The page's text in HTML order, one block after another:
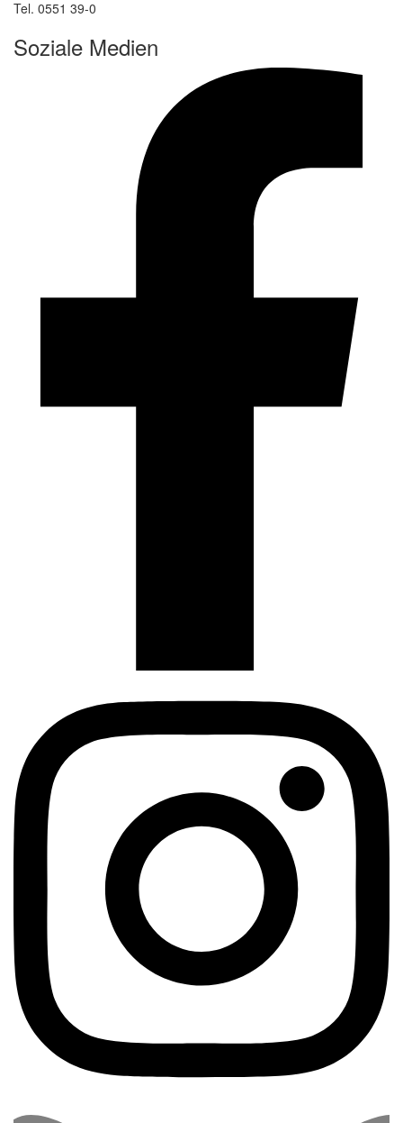
Tel. 0551 39-0
Soziale Medien